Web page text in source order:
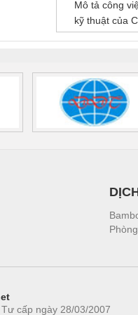
1K5 H (2502520000)
Mô tả công
kỹ thuật của
cấp ngày 28/03/2007